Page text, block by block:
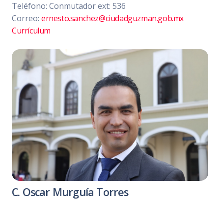
Teléfono: Conmutador ext: 536
Correo: ernesto.sanchez@ciudadguzman.gob.mx
Currículum
C. Oscar Murguía Torres